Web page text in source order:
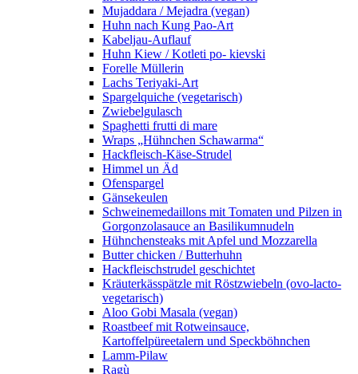
Mujaddara / Mejadra (vegan)
Huhn nach Kung Pao-Art
Kabeljau-Auflauf
Huhn Kiew / Kotleti po- kievski
Forelle Müllerin
Lachs Teriyaki-Art
Spargelquiche (vegetarisch)
Zwiebelgulasch
Spaghetti frutti di mare
Wraps „Hühnchen Schawarma“
Hackfleisch-Käse-Strudel
Himmel un Äd
Ofenspargel
Gänsekeulen
Schweinemedaillons mit Tomaten und Pilzen in
Gorgonzolasauce an Basilikumnudeln
Hühnchensteaks mit Apfel und Mozzarella
Butter chicken / Butterhuhn
Hackfleischstrudel geschichtet
Kräuterkässpätzle mit Röstzwiebeln (ovo-lacto-
vegetarisch)
Aloo Gobi Masala (vegan)
Roastbeef mit Rotweinsauce,
Kartoffelpüreetalern und Speckböhnchen
Lamm-Pilaw
Ragù